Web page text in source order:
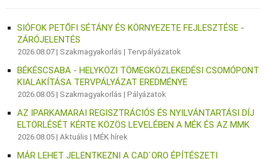
SIÓFOK PETŐFI SÉTÁNY ÉS KÖRNYEZETE FEJLESZTÉSE -
ZÁRÓJELENTÉS
2026.08.07 | Szakmagyakorlás | Tervpályázatok
BÉKÉSCSABA - HELYKÖZI TÖMEGKÖZLEKEDÉSI CSOMÓPONT
KIALAKÍTÁSA TERVPÁLYÁZAT EREDMÉNYE
2026.08.05 | Szakmagyakorlás |Pályázatok
AZ IPARKAMARAI REGISZTRÁCIÓS ÉS NYILVÁNTARTÁSI DÍJ
ELTÖRLÉSÉT KÉRTE KÖZÖS LEVELÉBEN A MÉK ÉS AZ MMK
2026.08.05 |Aktuális |MÉK hírek
MÁR LEHET JELENTKEZNI A CAD`ORO ÉPÍTÉSZETI